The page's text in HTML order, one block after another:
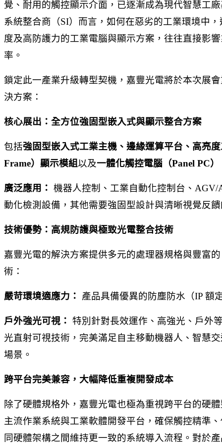
覺、耐用的觸控顯示介面，已逐漸成為現代智慧工
系統整合商（SI）而言，如何在惡劣的工業環境中
度及高防護力的工業電腦與顯示方案，往往直接影
率。
鎖定此一產業升級轉型契機，嘉豐光電將於本次展
決方案：
核心展出：全方位強固型嵌入式與顯示整合方案
包括強固型嵌入式工業主機、邊緣運算平台、高亮
Frame）顯示模組以及一體化觸控電腦（Panel PC）
廣泛應用： 機器人控制、工業自動化控制台、
動化檢測設備，其他需要強固型設計與清晰視覺反
技術優勢：高規防護與極致光電整合技術
嘉豐光電的解決方案提供多元的處理器規格與豐富
術：
嚴苛環境適應力： 產品具備優異的防塵防水（IP 額
戶外強光可視： 特別針對長效運作、高強光、戶外
光直射可視技術，完美滿足自主移動機器人、智慧
場景。
跨平台完美兼容，大幅降低重複開發成本
除了硬體規格外，嘉豐光電也極為重視跨平台的硬
主流作業系統與工業軟體開發平台，確保觸控精準
同硬體架構之間維持更一致的系統導入流程。對於